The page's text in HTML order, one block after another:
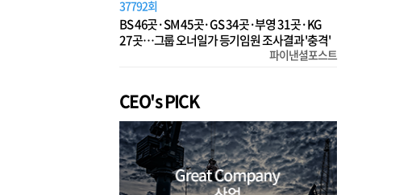
37792회
BS 46곳·SM 45곳·GS 34곳·부영 31곳·KG
27곳…그룹 오너일가 등기임원 조사결과 '충격'
파이낸셜포스트
CEO's PICK